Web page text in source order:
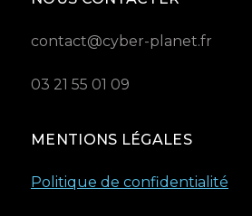
contact@cyber-planet.fr
03 21 55 01 09
MENTIONS LÉGALES
Politique de confidentialité